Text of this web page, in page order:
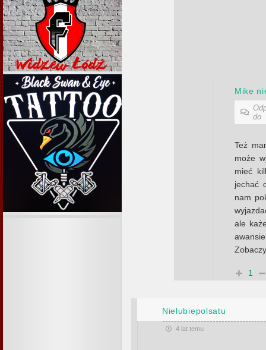
Mike
do
Też
może
mieć
jechać
nam
ale
1
Nielubiepolsatu
4 lat temu